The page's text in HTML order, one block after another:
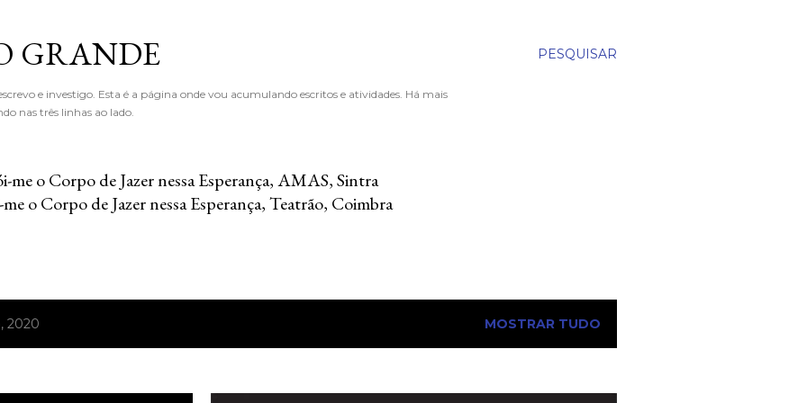
PESQUISAR
GRANDE
e investigo. Esta é a página onde vou acumulando escritos e atividades. Há mais
nas três linhas ao lado.
o Corpo de Jazer nessa Esperança, AMAS, Sintra
o Corpo de Jazer nessa Esperança, Teatrão, Coimbra
2020 MOSTRAR TUDO